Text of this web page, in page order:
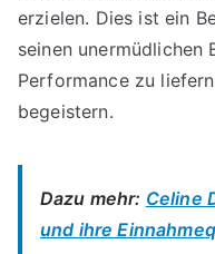
erzielen. Dies ist ein
seinen unermüdlichen
Performance zu
begeistern.
Dazu mehr: Celine
und ihre